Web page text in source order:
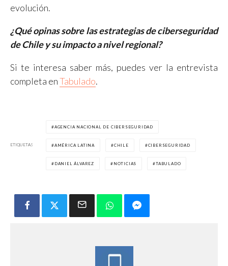
evolución.
¿Qué opinas sobre las estrategias de ciberseguridad
de Chile y su impacto a nivel regional?
Si te interesa saber más, puedes ver la entrevista
completa enTabulado.
ETIQUETAS
AGENCIA NACIONAL DE CIBERSEGURIDAD
AMÉRICA LATINA CHILE CIBERSEGURIDAD
DANIEL ÁLVAREZ NOTICIAS TABULADO